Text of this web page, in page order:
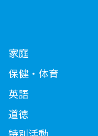
家庭
保健・体育
英語
道徳